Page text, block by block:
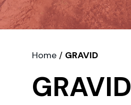
Home / GRAVID
GRAVID